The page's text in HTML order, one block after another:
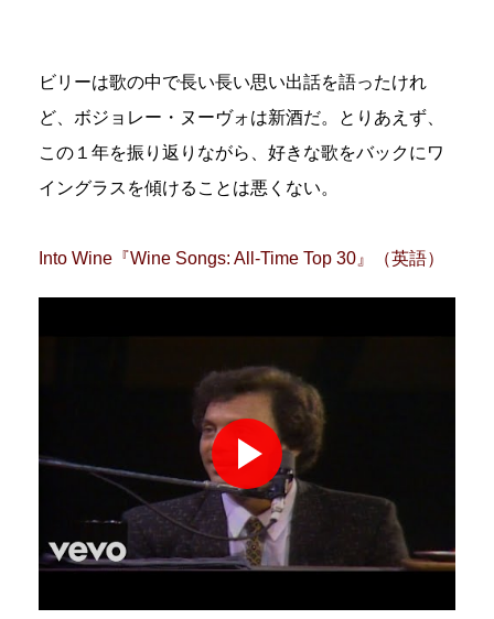
ビリーは歌の中で長い長い思い出話を語ったけれ
ど、ボジョレー・ヌーヴォは新酒だ。とりあえず、
この１年を振り返りながら、好きな歌をバックにワ
イングラスを傾けることは悪くない。
Into Wine『Wine Songs: All-Time Top 30』（英語）